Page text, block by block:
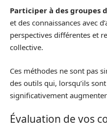
Participer à des groupes
et des connaissances avec
perspectives différentes et
collective.
Ces méthodes ne sont pas
des outils qui, lorsqu’ils
significativement
Évaluation de vos